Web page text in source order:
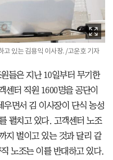
고 있는 김용익 이사장. /고운호 기자
들은 지난 10일부터 무기한
센터 직원 1600명을 공단이
면서 김 이사장이 단식 농성
펼치고 있다. 고객센터 노조
지 벌이고 있는 것과 달리 같
노조는 이를 반대하고 있다.